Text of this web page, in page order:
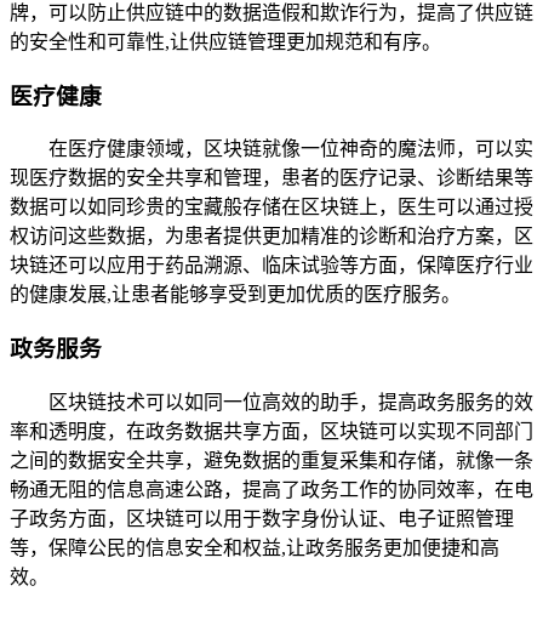
牌，可以防止供应链中的数据造假和欺诈行为，提高了供应链
的安全性和可靠性,让供应链管理更加规范和有序。
医疗健康
在医疗健康领域，区块链就像一位神奇的魔法师，可以实
现医疗数据的安全共享和管理，患者的医疗记录、诊断结果等
数据可以如同珍贵的宝藏般存储在区块链上，医生可以通过授
权访问这些数据，为患者提供更加精准的诊断和治疗方案，区
块链还可以应用于药品溯源、临床试验等方面，保障医疗行业
的健康发展,让患者能够享受到更加优质的医疗服务。
政务服务
区块链技术可以如同一位高效的助手，提高政务服务的效
率和透明度，在政务数据共享方面，区块链可以实现不同部门
之间的数据安全共享，避免数据的重复采集和存储，就像一条
畅通无阻的信息高速公路，提高了政务工作的协同效率，在电
子政务方面，区块链可以用于数字身份认证、电子证照管理
等，保障公民的信息安全和权益,让政务服务更加便捷和高
效。